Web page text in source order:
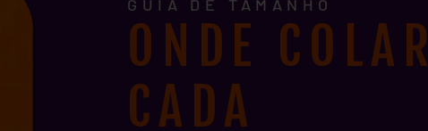
GUIA DE TAMANHO
ONDE COLAR
CADA